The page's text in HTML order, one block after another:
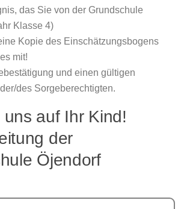
das Sie von der Grundschule
Klasse 4)
Kopie des Einschätzungsbogens
mit!
und einen gültigen
des Sorgeberechtigten.
auf Ihr Kind!
der
Öjendorf